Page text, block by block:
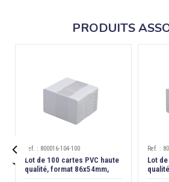
PRODUITS

Ref. : 800016-104-100
Lot de 100 cartes PVC haute
qualité, format 86x54mm,
Ref. :
Lot